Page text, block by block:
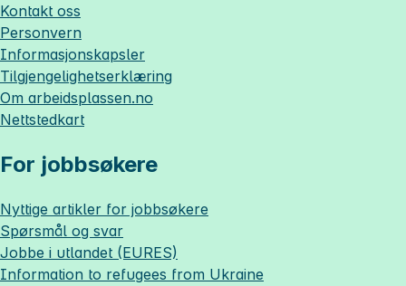
Kontakt oss
Personvern
Informasjonskapsler
Tilgjengelighetserklæring
Om arbeidsplassen.no
Nettstedkart
For jobbsøkere
Nyttige artikler for jobbsøkere
Spørsmål og svar
Jobbe i utlandet (EURES)
Information to refugees from Ukraine